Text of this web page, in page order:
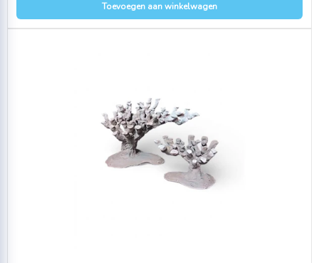
Toevoegen aan winkelwagen